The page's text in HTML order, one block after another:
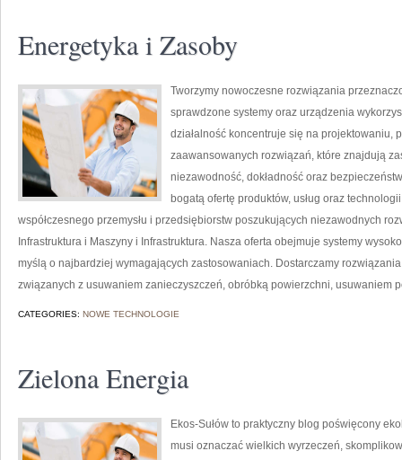
Energetyka i Zasoby
Tworzymy nowoczesne rozwiązania
sprawdzone systemy oraz urządzenia
działalność koncentruje się na projektowaniu,
zaawansowanych rozwiązań, które znajdują
niezawodność, dokładność oraz
bogatą ofertę produktów, usług oraz
współczesnego przemysłu i przedsiębiorstw poszukujących niezawodnych
Infrastruktura i Maszyny i Infrastruktura. Nasza oferta obejmuje systemy
myślą o najbardziej wymagających zastosowaniach. Dostarczamy
związanych z usuwaniem zanieczyszczeń, obróbką powierzchni, usuwaniem
CATEGORIES: NOWE TECHNOLOGIE
Zielona Energia
Ekos-Sułów to praktyczny blog poświęcony
musi oznaczać wielkich wyrzeczeń,